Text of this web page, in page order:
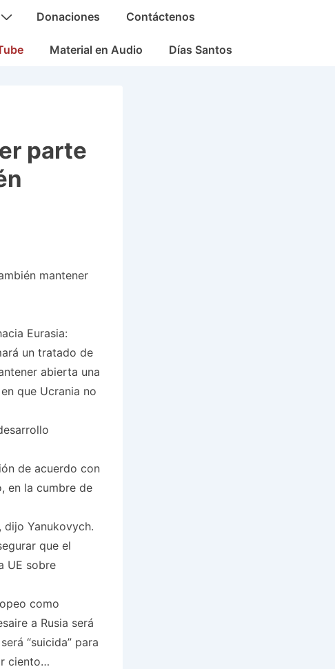
Donaciones Contáctenos
Material en Audio Días Santos
parte
mantener
Eurasia:
un tratado de
abierta una
que Ucrania no
de acuerdo con
en la cumbre de
dijo Yanukovych.
que el
UE sobre
como
a Rusia será
“suicida” para
ciento…